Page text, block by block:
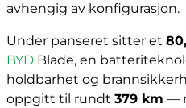
avhengig av konfigurasjon.
Under panseret sitter et
BYD Blade, en
holdbarhet og
oppgitt til rundt 379 km —